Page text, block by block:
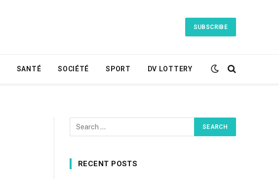
SUBSCRIBE
SANTÉ SOCIÉTÉ SPORT DV LOTTERY
RECENT POSTS